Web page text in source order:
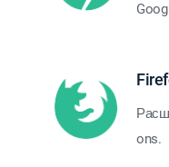
ons.